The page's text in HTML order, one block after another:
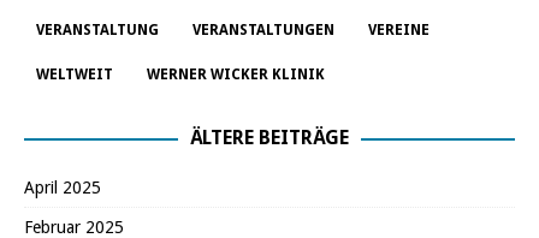
VERANSTALTUNG VERANSTALTUNGEN VEREINE
WELTWEIT WERNER WICKER KLINIK
ÄLTERE BEITRÄGE
April 2025
Februar 2025